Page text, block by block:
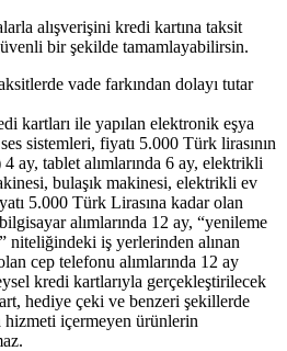
alışverişini kredi kartına taksit
bir şekilde tamamlayabilirsin.
vade farkından dolayı tutar
kartları ile yapılan elektronik eşya
sistemleri, fiyatı 5.000 Türk lirasının
ay, tablet alımlarında 6 ay, elektrikli
bulaşık makinesi, elektrikli ev
5.000 Türk Lirasına kadar olan
alımlarında 12 ay, “yenileme
niteliğindeki iş yerlerinden alınan
cep telefonu alımlarında 12 ay
kredi kartlarıyla gerçekleştirilecek
hediye çeki ve benzeri şekillerde
içermeyen ürünlerin